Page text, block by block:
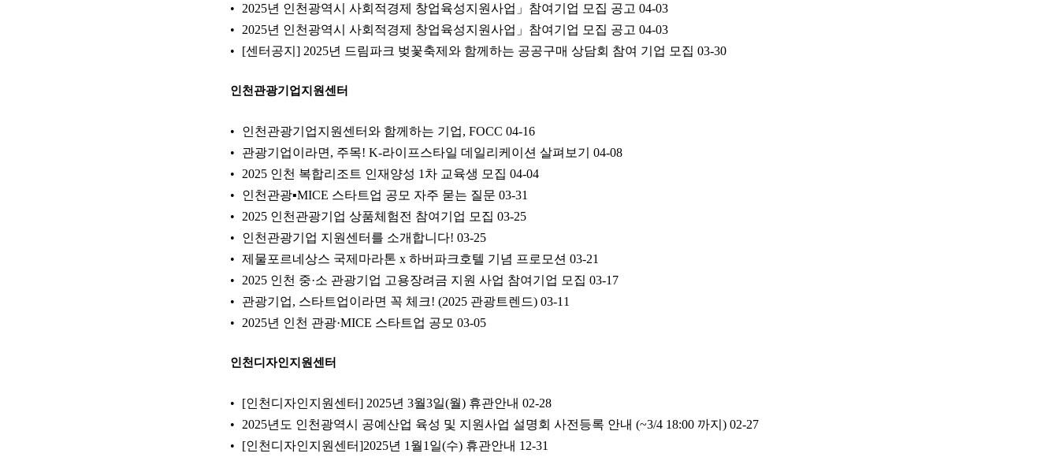
2025년 인천광역시 사회적경제 창업육성지원사업」참여기업 모집 공고 04-03
2025년 인천광역시 사회적경제 창업육성지원사업」참여기업 모집 공고 04-03
[센터공지] 2025년 드림파크 벚꽃축제와 함께하는 공공구매 상담회 참여 기업 모집 03-30
인천관광기업지원센터
인천관광기업지원센터와 함께하는 기업, FOCC 04-16
관광기업이라면, 주목! K-라이프스타일 데일리케이션 살펴보기
04-08
2025 인천 복합리조트 인재양성 1차 교육생 모집 04-04
인천관광▪MICE 스타트업 공모 자주 묻는 질문 03-31
2025 인천관광기업 상품체험전 참여기업 모집 03-25
인천관광기업 지원센터를 소개합니다! 03-25
제물포르네상스 국제마라톤 x 하버파크호텔 기념 프로모션 03-21
2025 인천 중·소 관광기업 고용장려금 지원 사업 참여기업 모집 03-17
관광기업, 스타트업이라면 꼭 체크! (2025 관광트렌드) 03-11
2025년 인천 관광·MICE 스타트업 공모 03-05
인천디자인지원센터
[인천디자인지원센터] 2025년 3월3일(월) 휴관안내 02-28
2025년도 인천광역시 공예산업 육성 및 지원사업 설명회 사전등록 안내 (~3/4 18:00 까지) 02-27
[인천디자인지원센터]2025년 1월1일(수) 휴관안내 12-31